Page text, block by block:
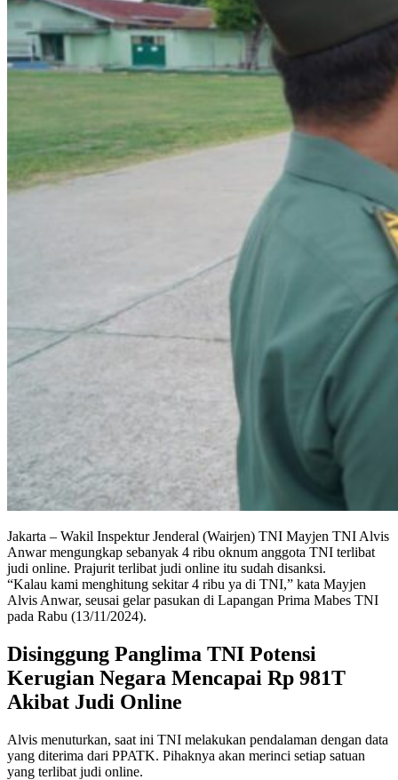
Jakarta – Wakil Inspektur Jenderal (Wairjen) TNI Mayjen TNI Alvis
Anwar mengungkap sebanyak 4 ribu oknum anggota TNI terlibat
judi online. Prajurit terlibat judi online itu sudah disanksi.
“Kalau kami menghitung sekitar 4 ribu ya di TNI,” kata Mayjen
Alvis Anwar, seusai gelar pasukan di Lapangan Prima Mabes TNI
pada Rabu (13/11/2024).
Disinggung Panglima TNI Potensi
Kerugian Negara Mencapai Rp 981T
Akibat Judi Online
Alvis menuturkan, saat ini TNI melakukan pendalaman dengan data
yang diterima dari PPATK. Pihaknya akan merinci setiap satuan
yang terlibat judi online.